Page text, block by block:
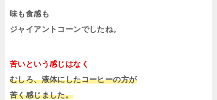
味も食感も
ジャイアントコーンでしたね。
苦いという感じはなく
むしろ、液体にしたコーヒーの方が
苦く感じました。